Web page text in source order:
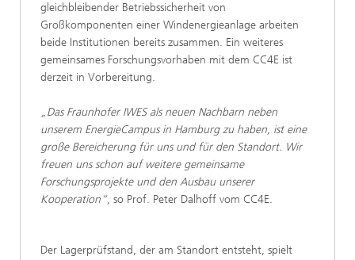
gleichbleibender Betriebssicherheit von
Großkomponenten einer Windenergieanlage arbeiten
beide Institutionen bereits zusammen. Ein weiteres
gemeinsames Forschungsvorhaben mit dem CC4E ist
derzeit in Vorbereitung.
„Das Fraunhofer IWES als neuen Nachbarn neben
unserem EnergieCampus in Hamburg zu haben, ist eine
große Bereicherung für uns und für den Standort. Wir
freuen uns schon auf weitere gemeinsame
Forschungsprojekte und den Ausbau unserer
Kooperation“, so Prof. Peter Dalhoff vom CC4E.
Der Lagerprüfstand, der am Standort entsteht, spielt